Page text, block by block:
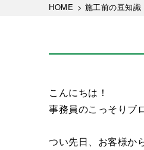
HOME > 施工前の豆知識
こんにちは！
事務員のこっそりブ
つい先日、お客様か